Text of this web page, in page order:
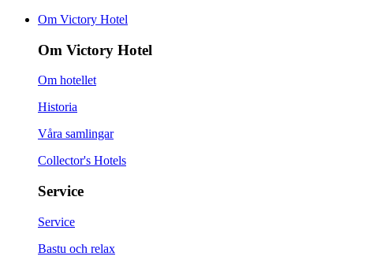
Om Victory Hotel
Om Victory Hotel
Om hotellet
Historia
Våra samlingar
Collector's Hotels
Service
Service
Bastu och relax